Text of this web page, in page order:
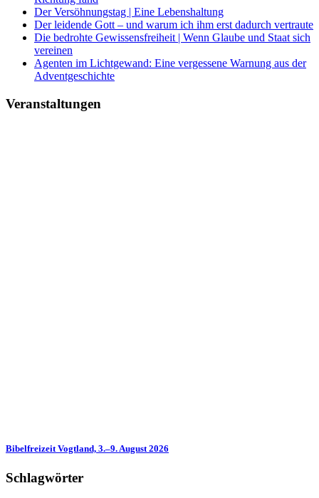
Der Versöhnungstag | Eine Lebenshaltung
Der leidende Gott – und warum ich ihm erst dadurch vertraute
Die bedrohte Gewissensfreiheit | Wenn Glaube und Staat sich
vereinen
Agenten im Lichtgewand: Eine vergessene Warnung aus der
Adventgeschichte
Veranstaltungen
Bibelfreizeit Vogtland, 3.–9. August 2026
Schlagwörter